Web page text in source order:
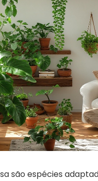
são espécies